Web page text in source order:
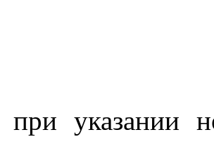
при указании